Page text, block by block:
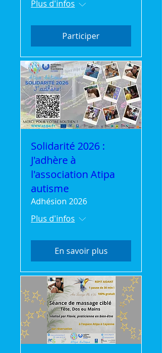
Plus d'infos
Participer
Solidarité 2026 :
J'adhère à
l'association Atipa
autisme
Adhésion 2026
Plus d'infos
En savoir plus